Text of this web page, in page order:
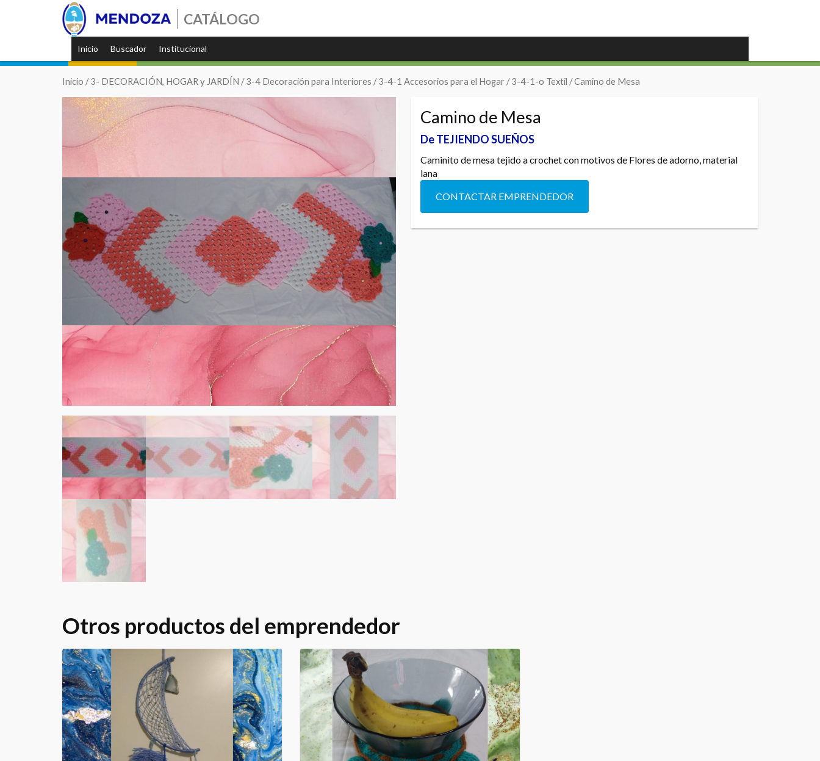
CATÁLOGO
Inicio Buscador Institucional
Inicio /3- DECORACIÓN, HOGAR y JARDÍN /3-4 Decoración para Interiores /3-4-1 Accesorios para el Hogar /3-4-1-o Textil / Camino de Mesa
Camino de Mesa
De TEJIENDO SUEÑOS
Caminito de mesa tejido a crochet con motivos de Flores de adorno, material
lana
CONTACTAR EMPRENDEDOR
Otros productos del emprendedor